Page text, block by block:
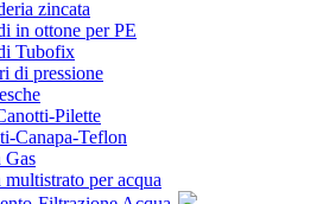
zincata
in ottone per PE
Tubofix
di pressione
Pilette
Canapa-Teflon
Gas
multistrato per acqua